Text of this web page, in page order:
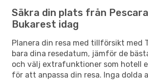
Säkra din plats från
Bukarest idag
Planera din resa med tillförsikt med
bara dina resedatum, jämför de
och välj extrafunktioner som hotell
för att anpassa din resa. Inga dolda